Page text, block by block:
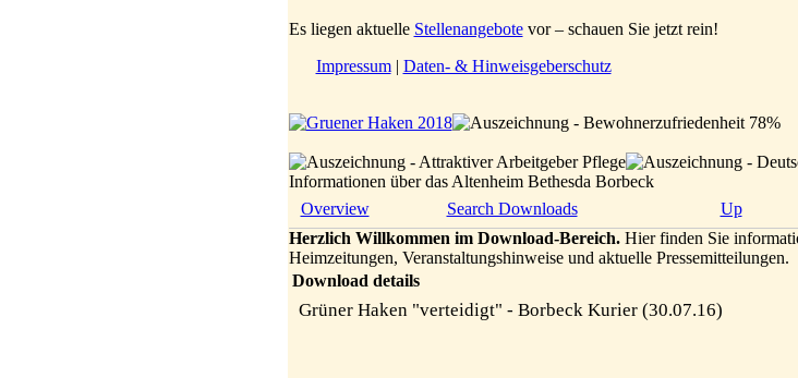
Es liegen aktuelle Stellenangebotevor – schauen Sie jetzt rein!
Impressum| Daten- & Hinweisgeberschutz
Informationen über das Altenheim Bethesda Borbeck
Overview
Search Downloads
Up
Herzlich Willkommen im Download-Bereich.Hier finden Sie
Heimzeitungen, Veranstaltungshinweise und aktuelle Pressemitteilungen.
Download details
Grüner Haken "verteidigt" - Borbeck Kurier (30.07.16)